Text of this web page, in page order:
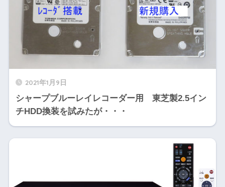
2021年1月9日
シャープブルーレイレコーダー用 東芝製2.5イン
チHDD換装を試みたが・・・